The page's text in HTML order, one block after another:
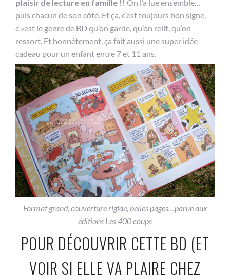
plaisir de lecture en famille !! On l’a lue ensemble…
puis chacun de son côté. Et ça, c’est toujours bon signe,
c »est le genre de BD qu’on garde, qu’on relit, qu’on
ressort. Et honnêtement, ça fait aussi une super idée
cadeau pour un enfant entre 7 et 11 ans.
Format grand, couverture rigide, belles pages…parue aux
éditions Les 400 coups
POUR DÉCOUVRIR CETTE BD (ET
VOIR SI ELLE VA PLAIRE CHEZ